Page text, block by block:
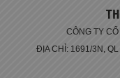
CÔNG TY
ĐỊA CHỈ: 1691/3N,